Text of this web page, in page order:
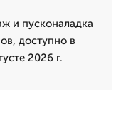
и пусконаладка
доступно в
2026 г.